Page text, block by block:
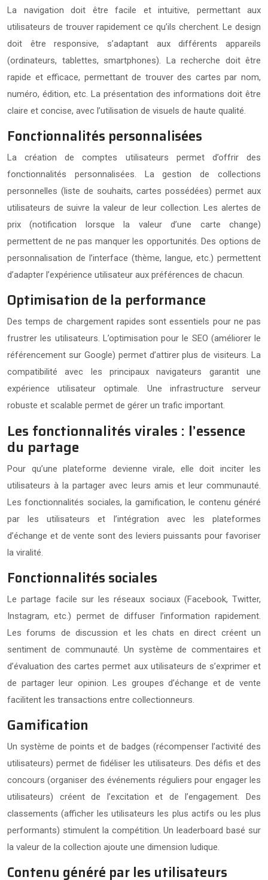
La navigation doit être facile et intuitive, permettant aux
utilisateurs de trouver rapidement ce qu’ils cherchent. Le design
doit être responsive, s’adaptant aux différents appareils
(ordinateurs, tablettes, smartphones). La recherche doit être
rapide et efficace, permettant de trouver des cartes par nom,
numéro, édition, etc. La présentation des informations doit être
claire et concise, avec l’utilisation de visuels de haute qualité.
Fonctionnalités personnalisées
La création de comptes utilisateurs permet d’offrir des
fonctionnalités personnalisées. La gestion de collections
personnelles (liste de souhaits, cartes possédées) permet aux
utilisateurs de suivre la valeur de leur collection. Les alertes de
prix (notification lorsque la valeur d’une carte change)
permettent de ne pas manquer les opportunités. Des options de
personnalisation de l’interface (thème, langue, etc.) permettent
d’adapter l’expérience utilisateur aux préférences de chacun.
Optimisation de la performance
Des temps de chargement rapides sont essentiels pour ne pas
frustrer les utilisateurs. L’optimisation pour le SEO (améliorer le
référencement sur Google) permet d’attirer plus de visiteurs. La
compatibilité avec les principaux navigateurs garantit une
expérience utilisateur optimale. Une infrastructure serveur
robuste et scalable permet de gérer un trafic important.
Les fonctionnalités virales : l’essence
du partage
Pour qu’une plateforme devienne virale, elle doit inciter les
utilisateurs à la partager avec leurs amis et leur communauté.
Les fonctionnalités sociales, la gamification, le contenu généré
par les utilisateurs et l’intégration avec les plateformes
d’échange et de vente sont des leviers puissants pour favoriser
la viralité.
Fonctionnalités sociales
Le partage facile sur les réseaux sociaux (Facebook, Twitter,
Instagram, etc.) permet de diffuser l’information rapidement.
Les forums de discussion et les chats en direct créent un
sentiment de communauté. Un système de commentaires et
d’évaluation des cartes permet aux utilisateurs de s’exprimer et
de partager leur opinion. Les groupes d’échange et de vente
facilitent les transactions entre collectionneurs.
Gamification
Un système de points et de badges (récompenser l’activité des
utilisateurs) permet de fidéliser les utilisateurs. Des défis et des
concours (organiser des événements réguliers pour engager les
utilisateurs) créent de l’excitation et de l’engagement. Des
classements (afficher les utilisateurs les plus actifs ou les plus
performants) stimulent la compétition. Un leaderboard basé sur
la valeur de la collection ajoute une dimension ludique.
Contenu généré par les utilisateurs